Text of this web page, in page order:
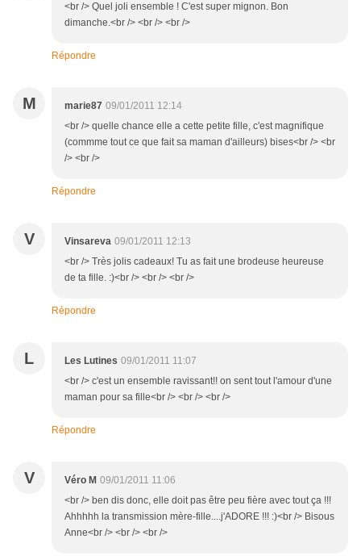
<br /> Quel joli ensemble ! C'est super mignon. Bon
dimanche.<br /> <br /> <br />
Répondre
M marie87 09/01/2011 12:14
<br /> quelle chance elle a cette petite fille, c'est magnifique
(commme tout ce que fait sa maman d'ailleurs) bises<br /> <br
/> <br />
Répondre
V Vinsareva 09/01/2011 12:13
<br /> Très jolis cadeaux! Tu as fait une brodeuse heureuse
de ta fille. :)<br /> <br /> <br />
Répondre
L Les Lutines 09/01/2011 11:07
<br /> c'est un ensemble ravissant!! on sent tout l'amour d'une
maman pour sa fille<br /> <br /> <br />
Répondre
V Véro M 09/01/2011 11:06
<br /> ben dis donc, elle doit pas être peu fière avec tout ça !!!
Ahhhhh la transmission mère-fille....j'ADORE !!! :)<br /> Bisous
Anne<br /> <br /> <br />